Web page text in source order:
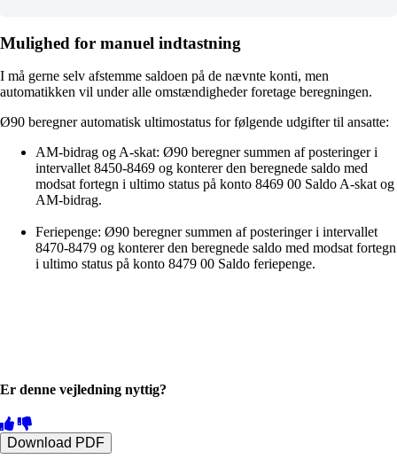
Mulighed for manuel indtastning
I må gerne selv afstemme saldoen på de nævnte konti, men
automatikken vil under alle omstændigheder foretage beregningen.
Ø90 beregner automatisk ultimostatus for følgende udgifter til ansatte:
AM-bidrag og A-skat: Ø90 beregner summen af posteringer i
intervallet 8450-8469 og konterer den beregnede saldo med
modsat fortegn i ultimo status på konto 8469 00 Saldo A-skat og
AM-bidrag.
Feriepenge: Ø90 beregner summen af posteringer i intervallet
8470-8479 og konterer den beregnede saldo med modsat fortegn
i ultimo status på konto 8479 00 Saldo feriepenge.
Er denne vejledning nyttig?
Download PDF